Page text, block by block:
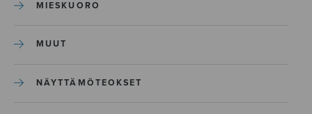
MIESKUORO
MUUT
NÄYTTÄMÖTEOKSET